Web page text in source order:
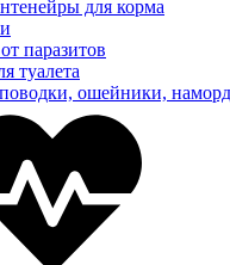
для корма
паразитов
туалета
ошейники,